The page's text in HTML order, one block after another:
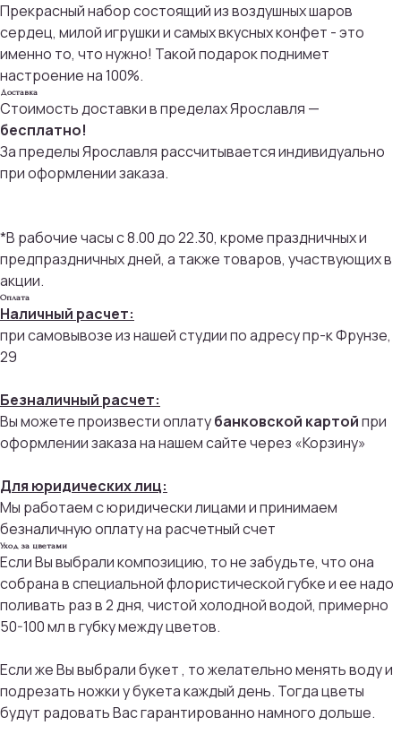
Прекрасный набор состоящий из воздушных шаров
сердец, милой игрушки и самых вкусных конфет - это
именно то, что нужно! Такой подарок поднимет
настроение на 100%.
Доставка
Стоимость доставки в пределах Ярославля —
бесплатно!
За пределы Ярославля рассчитывается индивидуально
при оформлении заказа.
*В рабочие часы с 8.00 до 22.30, кроме праздничных и
предпраздничных дней, а также товаров, участвующих в
акции.
Оплата
Наличный расчет:
при самовывозе из нашей студии по адресу пр-к Фрунзе,
29
Безналичный расчет:
Вы можете произвести оплатубанковской картойпри
оформлении заказа на нашем сайте через «Корзину»
Для юридических лиц:
Мы работаем с юридически лицами и принимаем
безналичную оплату на расчетный счет
Уход за цветами
Если Вы выбрали композицию, то не забудьте, что она
собрана в специальной флористической губке и ее надо
поливать раз в 2 дня, чистой холодной водой, примерно
50-100 мл в губку между цветов.
Если же Вы выбрали букет , то желательно менять воду и
подрезать ножки у букета каждый день. Тогда цветы
будут радовать Вас гарантированно намного дольше.
ПРИСОЕДИНИТЬСЯ
Присоединяйтесь к
бонусной программе
И получайте кэшбек с каждой
покупки 5% на дальнейшие
покупки